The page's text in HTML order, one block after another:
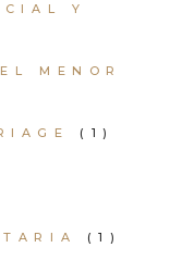
Y
MENOR
(1)
(1)